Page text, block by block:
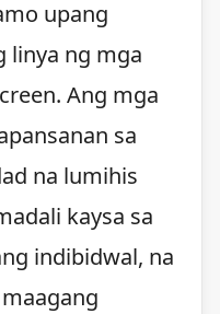
upang
linya ng mga
Ang mga
sa
na lumihis
kaysa sa
indibidwal, na